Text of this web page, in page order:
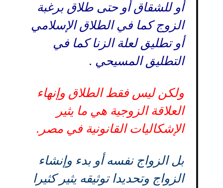
أو للشقاق أو حتى طلاق برغبة
الزوج كما في الطلاق الإسلامي
أو تطليق لعلة الزنا كما في
التطليق المسيحي .
ولكن ليس فقط الطلاق وإنهاء
العلاقة الزوجية هي ما يثير
الإشكاليات القانونية في مصر.
بل الزواج نفسه أو بدء وإنشاء
الزواج وتحديدا توثيقه يثير كثيرا